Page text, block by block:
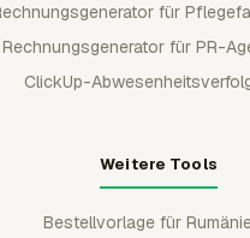
für
Rechnungsgenerator für PR-
ClickUp-
Weitere Tools
Bestellvorlage für